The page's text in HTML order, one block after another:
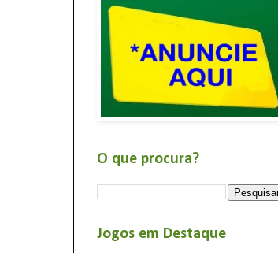
O que procura?
Jogos em Destaque